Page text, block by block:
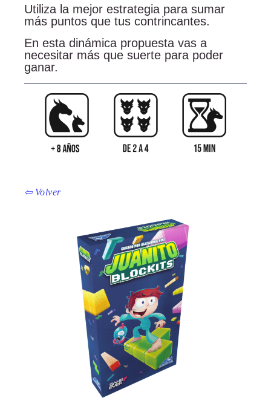
⇦ Volver
Utiliza la mejor estrategia para sumar
más puntos que tus contrincantes.
En esta dinámica propuesta vas a
necesitar más que suerte para poder
ganar.